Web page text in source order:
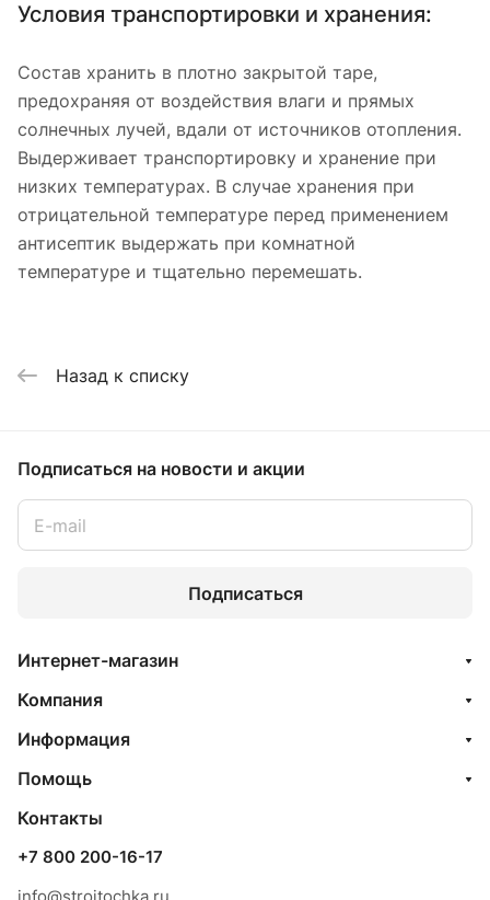
Условия транспортировки и хранения:
Состав хранить в плотно закрытой таре,
предохраняя от воздействия влаги и прямых
солнечных лучей, вдали от источников отопления.
Выдерживает транспортировку и хранение при
низких температурах. В случае хранения при
отрицательной температуре перед применением
антисептик выдержать при комнатной
температуре и тщательно перемешать.
Назад к списку
Подписаться на новости и акции
Подписаться
Интернет-магазин
Компания
Информация
Помощь
Контакты
+7 800 200-16-17